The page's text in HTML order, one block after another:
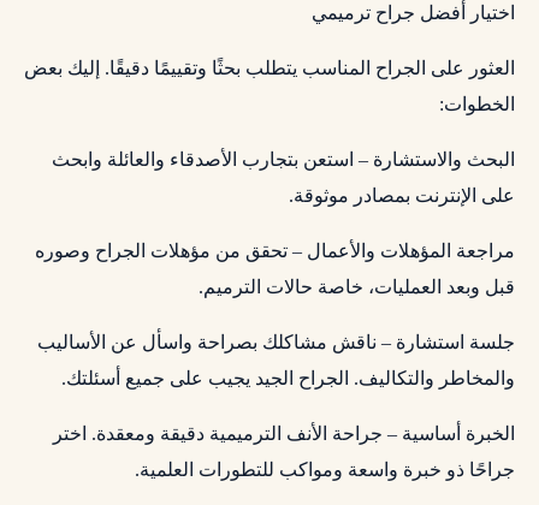
اختيار أفضل جراح ترميمي
العثور على الجراح المناسب يتطلب بحثًا وتقييمًا دقيقًا. إليك بعض
الخطوات:
البحث والاستشارة – استعن بتجارب الأصدقاء والعائلة وابحث
على الإنترنت بمصادر موثوقة.
مراجعة المؤهلات والأعمال – تحقق من مؤهلات الجراح وصوره
قبل وبعد العمليات، خاصة حالات الترميم.
جلسة استشارة – ناقش مشاكلك بصراحة واسأل عن الأساليب
والمخاطر والتكاليف. الجراح الجيد يجيب على جميع أسئلتك.
الخبرة أساسية – جراحة الأنف الترميمية دقيقة ومعقدة. اختر
جراحًا ذو خبرة واسعة ومواكب للتطورات العلمية.